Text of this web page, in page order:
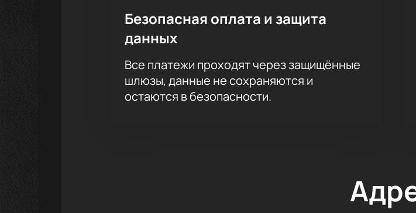
Безопасная оплата и защита
данных
Все платежи проходят через защищённые
шлюзы, данные не сохраняются и
остаются в безопасности.